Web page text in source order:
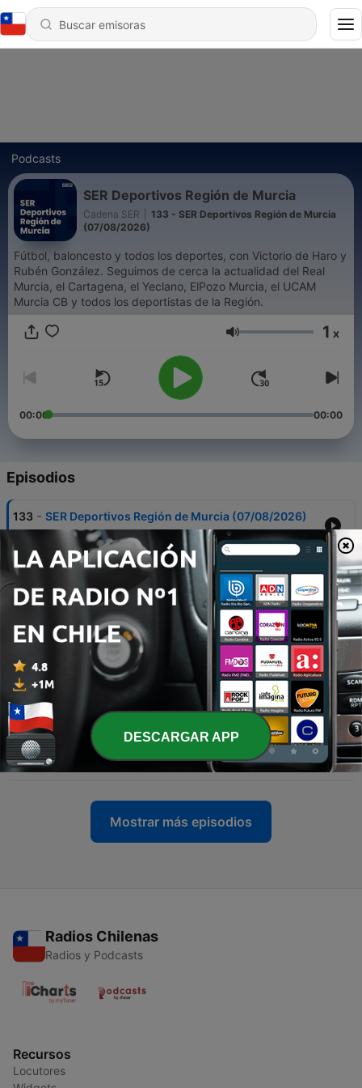
Podcasts
SER Deportivos Región de Murcia
Cadena SER
133 - SER Deportivos Región de Murcia
(07/08/2026)
Fútbol, baloncesto y todos los deportes, con Victorio de Haro y
Rubén González. Seguimos de cerca la actualidad del Real
Murcia, el Cartagena, el Yeclano, ElPozo Murcia, el UCAM
Murcia CB y todos los deportistas de la Región.
Volumen 1 x
00:00 00:00
Episodios
133 - SER Deportivos Región de Murcia (07/08/2026)
07 ago. 2026
132 - El Hozono Global Jairis no se conforma:
"Queremos mantener nuestro nivel"
07 ago. 2026
131 - SER Deportivos Región de Murcia (06/08/2026)
130 - Alberto Martín quiere un CB Cartagena "que
compita y que conecte con la gente"
06 ago. 2026
129 - SER Deportivos Región de Murcia (05/08/2026)
05 ago. 2026
Mostrar más episodios
Radios Chilenas
Radios y Podcasts
Recursos
Locutores
DESCARGAR APP